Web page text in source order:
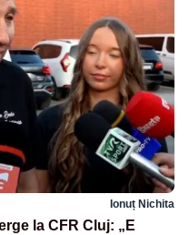
Ionuț Nichita
la CFR Cluj: „E